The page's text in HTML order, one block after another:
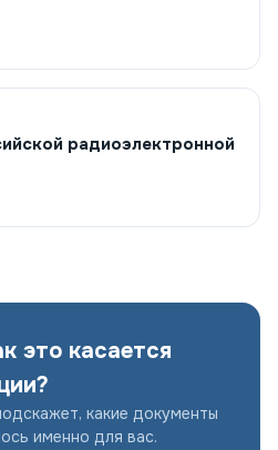
радиоэлектронной
это касается
какие документы
именно для вас.